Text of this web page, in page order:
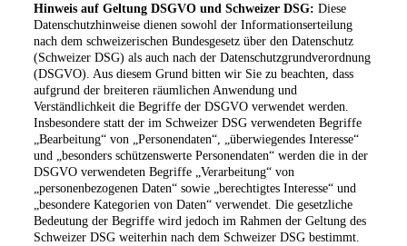
Hinweis auf Geltung DSGVO und Schweizer DSG: Diese
Datenschutzhinweise dienen sowohl der Informationserteilung
nach dem schweizerischen Bundesgesetz über den Datenschutz
(Schweizer DSG) als auch nach der Datenschutzgrundverordnung
(DSGVO). Aus diesem Grund bitten wir Sie zu beachten, dass
aufgrund der breiteren räumlichen Anwendung und
Verständlichkeit die Begriffe der DSGVO verwendet werden.
Insbesondere statt der im Schweizer DSG verwendeten Begriffe
„Bearbeitung“ von „Personendaten“, „überwiegendes Interesse“
und „besonders schützenswerte Personendaten“ werden die in der
DSGVO verwendeten Begriffe „Verarbeitung“ von
„personenbezogenen Daten“ sowie „berechtigtes Interesse“ und
„besondere Kategorien von Daten“ verwendet. Die gesetzliche
Bedeutung der Begriffe wird jedoch im Rahmen der Geltung des
Schweizer DSG weiterhin nach dem Schweizer DSG bestimmt.